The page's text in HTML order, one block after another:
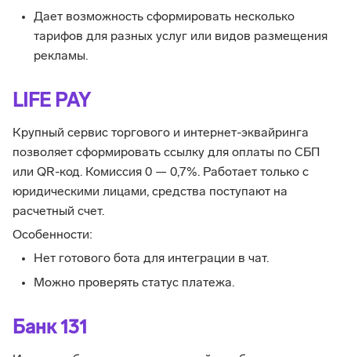
Дает возможность сформировать несколько
тарифов для разных услуг или видов размещения
рекламы.
LIFE PAY
Крупный сервис торгового и интернет-эквайринга
позволяет сформировать ссылку для оплаты по СБП
или QR-код. Комиссия 0 — 0,7%. Работает только с
юридическими лицами, средства поступают на
расчетный счет.
Особенности:
Нет готового бота для интеграции в чат.
Можно проверять статус платежа.
Банк 131